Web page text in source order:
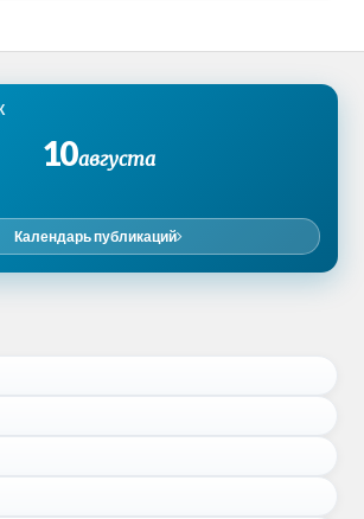
10августа
Календарь публикаций